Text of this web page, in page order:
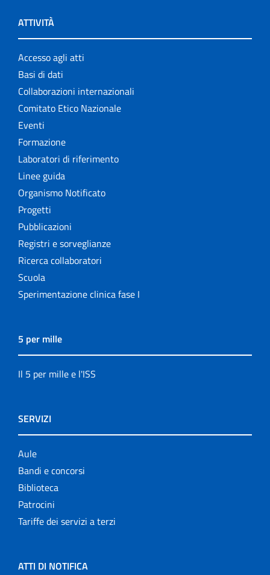
ATTIVITÀ
Accesso agli atti
Basi di dati
Collaborazioni internazionali
Comitato Etico Nazionale
Eventi
Formazione
Laboratori di riferimento
Linee guida
Organismo Notificato
Progetti
Pubblicazioni
Registri e sorveglianze
Ricerca collaboratori
Scuola
Sperimentazione clinica fase I
5 per mille
Il 5 per mille e l'ISS
SERVIZI
Aule
Bandi e concorsi
Biblioteca
Patrocini
Tariffe dei servizi a terzi
ATTI DI NOTIFICA